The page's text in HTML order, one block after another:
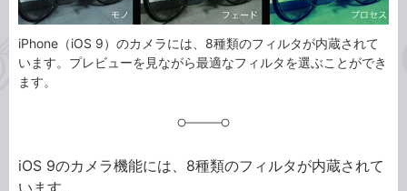
iPhone（iOS 9）のカメラには、8種類のフィルタが内蔵されて
います。プレビューを見ながら最適なフィルタを選ぶことができ
ます。
iOS 9のカメラ機能には、8種類のフィルタが内蔵されて
います。